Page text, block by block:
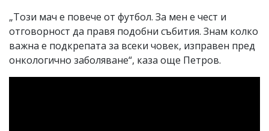
„Този мач е повече от футбол. За мен е чест и
отговорност да правя подобни събития. Знам колко
важна е подкрепата за всеки човек, изправен пред
онкологично заболяване“, каза още Петров.